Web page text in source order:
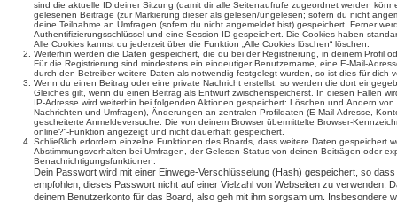
sind die aktuelle ID deiner Sitzung (damit dir alle Seitenaufrufe zugeordnet werden
gelesenen Beiträge (zur Markierung dieser als gelesen/ungelesen; sofern du nicht
deine Teilnahme an Umfragen (sofern du nicht angemeldet bist) gespeichert. Ferner
Authentifizierungsschlüssel und eine Session-ID gespeichert. Die Cookies haben
Alle Cookies kannst du jederzeit über die Funktion „Alle Cookies löschen“ löschen.
Weiterhin werden die Daten gespeichert, die du bei der Registrierung, in deinem Profil
Für die Registrierung sind mindestens ein eindeutiger Benutzername, eine E-Mail-
durch den Betreiber weitere Daten als notwendig festgelegt wurden, so ist dies für dich
Wenn du einen Beitrag oder eine private Nachricht erstellst, so werden die dort
Gleiches gilt, wenn du einen Beitrag als Entwurf zwischenspeicherst. In diesen Fällen
IP-Adresse wird weiterhin bei folgenden Aktionen gespeichert: Löschen und Ändern
Nachrichten und Umfragen), Änderungen an zentralen Profildaten (E-Mail-Adresse,
gescheiterte Anmeldeversuche. Die von deinem Browser übermittelte Browser-
online?“-Funktion angezeigt und nicht dauerhaft gespeichert.
Schließlich erfordern einzelne Funktionen des Boards, dass weitere Daten gespeichert
Abstimmungsverhalten bei Umfragen, der Gelesen-Status von deinen Beiträgen oder
Benachrichtigungsfunktionen.
Dein Passwort wird mit einer Einwege-Verschlüsselung (Hash) gespeichert, so
empfohlen, dieses Passwort nicht auf einer Vielzahl von Webseiten zu verwenden.
deinem Benutzerkonto für das Board, also geh mit ihm sorgsam um. Insbesondere